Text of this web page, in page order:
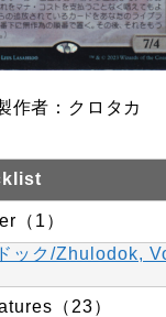
作者：クロタカ
（1）
ック/Zhulodok,
（23）